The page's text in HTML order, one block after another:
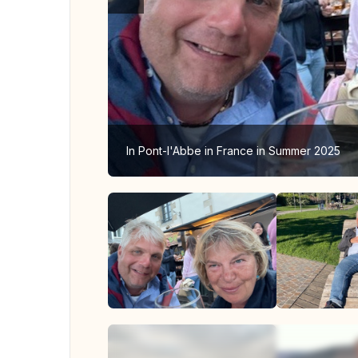
In Pont-l'Abbe in France in Summer 2025